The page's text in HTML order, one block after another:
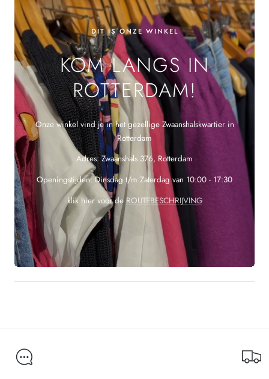
DIT IS ONZE WINKEL
KOM LANGS IN
ROTTERDAM!
Onze winkel vind je in het gezellige Zwaanshalskwartier in
Rotterdam
Adres: Zwaanshals 376, Rotterdam
Openingstijden: Dinsdag t/m Zaterdag van 10:00 - 17:30
klik hier voor deROUTEBESCHRIJVING